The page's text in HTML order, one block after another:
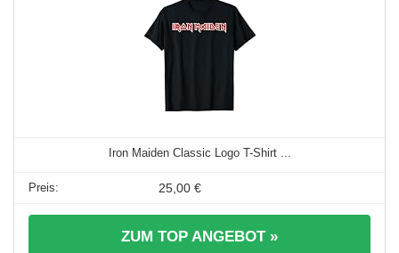
Iron Maiden Classic Logo T-Shirt ...
25,00 €
ZUM TOP ANGEBOT »